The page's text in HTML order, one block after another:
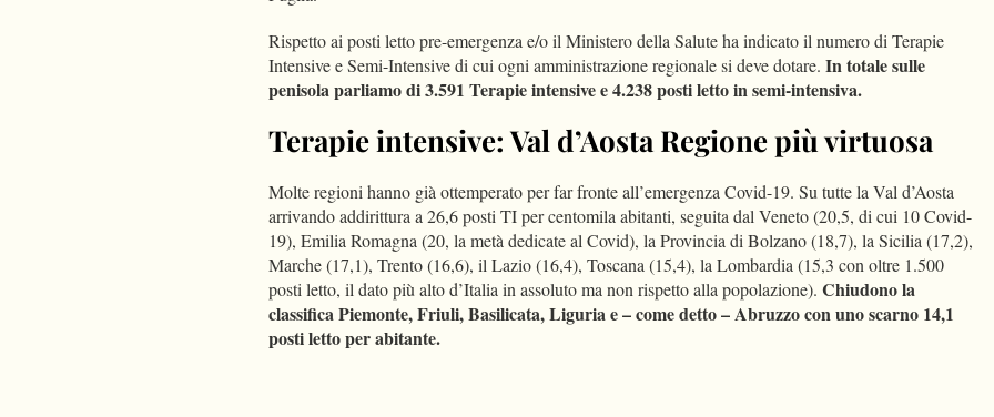
Rispetto ai posti letto pre-emergenza e/o il Ministero della Salute ha indicato il numero di Terapie
Intensive e Semi-Intensive di cui ogni amministrazione regionale si deve dotare. In totale sulle
penisola parliamo di 3.591 Terapie intensive e 4.238 posti letto in semi-intensiva.
Terapie intensive: Val d’Aosta Regione più virtuosa
Molte regioni hanno già ottemperato per far fronte all’emergenza Covid-19. Su tutte la Val d’Aosta
arrivando addirittura a 26,6 posti TI per centomila abitanti, seguita dal Veneto (20,5, di cui 10 Covid-
19), Emilia Romagna (20, la metà dedicate al Covid), la Provincia di Bolzano (18,7), la Sicilia (17,2),
Marche (17,1), Trento (16,6), il Lazio (16,4), Toscana (15,4), la Lombardia (15,3 con oltre 1.500
posti letto, il dato più alto d’Italia in assoluto ma non rispetto alla popolazione). Chiudono la
classifica Piemonte, Friuli, Basilicata, Liguria e – come detto – Abruzzo con uno scarno 14,1
posti letto per abitante.